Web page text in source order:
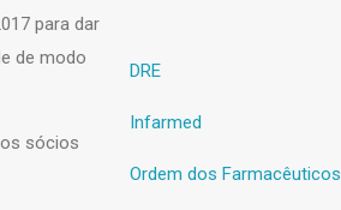
para dar
de modo
sócios
DRE
Infarmed
Ordem dos Farmacêuticos